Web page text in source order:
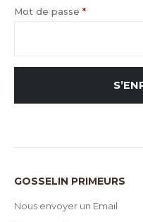
Mot de passe *
GOSSELIN PRIMEURS
Nous envoyer un Email